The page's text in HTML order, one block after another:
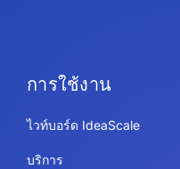
การใช้งาน
ไวท์บอร์ด IdeaScale
บริการ